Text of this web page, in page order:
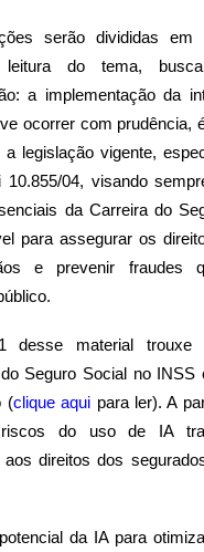
serão divididas em
do tema,
a implementação da
ocorrer com prudência,
a legislação vigente,
10.855/04, visando
da Carreira do
para assegurar os
e prevenir fraudes
desse material trouxe
Seguro Social no INSS
(clique aqui para ler). A
do uso de IA
aos direitos dos
da IA para